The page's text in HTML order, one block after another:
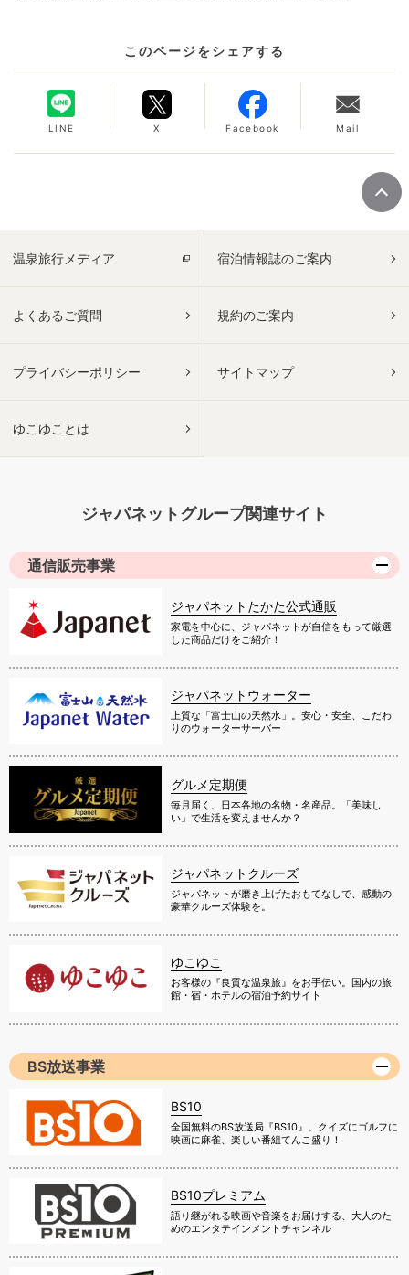
このページをシェアする
LINE X Facebook Mail
温泉旅行メディア 宿泊情報誌のご案内
よくあるご質問 規約のご案内
プライバシーポリシー サイトマップ
ゆこゆことは
ジャパネットグループ関連サイト
通信販売事業
ジャパネットたかた公式通販
家電を中心に、ジャパネットが自信をもって厳選
した商品だけをご紹介！
ジャパネットウォーター
上質な「富士山の天然水」。安心・安全、こだわ
りのウォーターサーバー
グルメ定期便
毎月届く、日本各地の名物・名産品。「美味し
い」で生活を変えませんか？
ジャパネットクルーズ
ジャパネットが磨き上げたおもてなしで、感動の
豪華クルーズ体験を。
ゆこゆこ
お客様の『良質な温泉旅』をお手伝い。国内の旅
館・宿・ホテルの宿泊予約サイト
BS放送事業
BS10
全国無料のBS放送局『BS10』。クイズにゴルフに
映画に麻雀、楽しい番組てんこ盛り！
BS10プレミアム
語り継がれる映画や音楽をお届けする、大人のた
めのエンタテインメントチャンネル